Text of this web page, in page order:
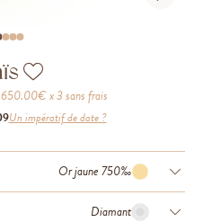
650.00€ x 3 sans frais
Un impératif de date ?
Or jaune 750‰
Diamant